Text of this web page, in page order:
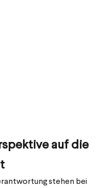
auf die
stehen bei